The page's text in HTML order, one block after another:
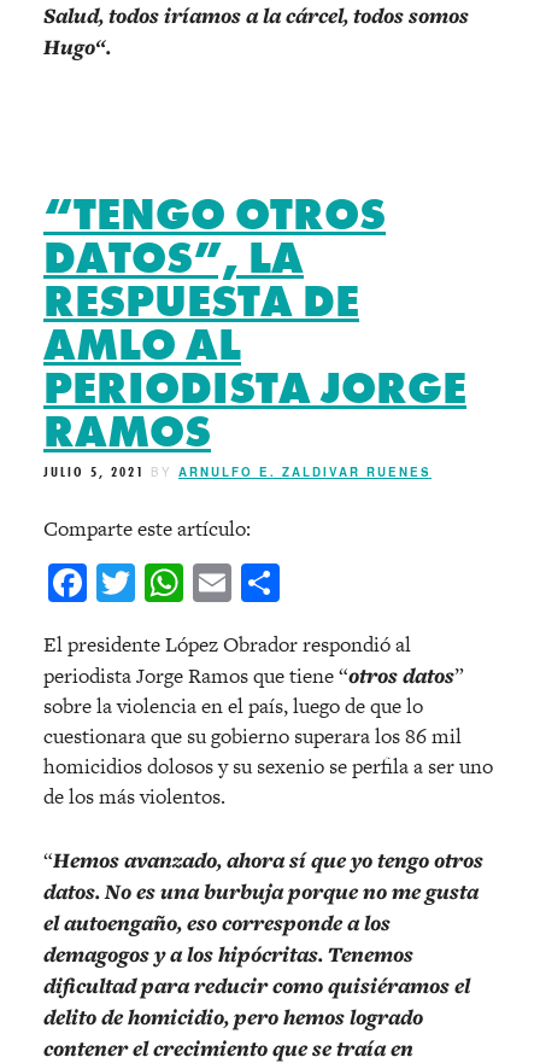
Salud, todos iríamos a la cárcel, todos somos
Hugo“.
“TENGO OTROS
DATOS”, LA
RESPUESTA DE
AMLO AL
PERIODISTA JORGE
RAMOS
JULIO 5, 2021 BY ARNULFO E. ZALDIVAR RUENES
Comparte este artículo:
Facebook
Twitter
WhatsApp
Email
El presidente López Obrador respondió al
periodista Jorge Ramos que tiene “otros datos”
sobre la violencia en el país, luego de que lo
cuestionara que su gobierno superara los 86 mil
homicidios dolosos y su sexenio se perfila a ser uno
de los más violentos.
“Hemos avanzado, ahora sí que yo tengo otros
datos. No es una burbuja porque no me gusta
el autoengaño, eso corresponde a los
demagogos y a los hipócritas. Tenemos
dificultad para reducir como quisiéramos el
delito de homicidio, pero hemos logrado
contener el crecimiento que se traía en